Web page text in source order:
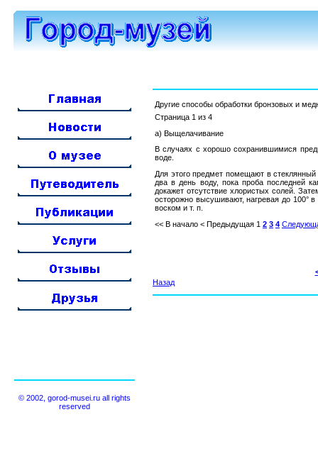
© 2002, gorod-musei.ru all rights
reserved
Другие способы обработки бронзовых и
Страница 1 из 4
а) Выщелачивание
В случаях с хорошо сохранившимися
воде.
Для этого предмет помещают в
два в день воду, пока проба последней
докажет отсутствие хлористых солей.
осторожно высушивают, нагревая до 100°
воском и т. п.
<< В начало < Предыдущая 1 2 3 4
Назад